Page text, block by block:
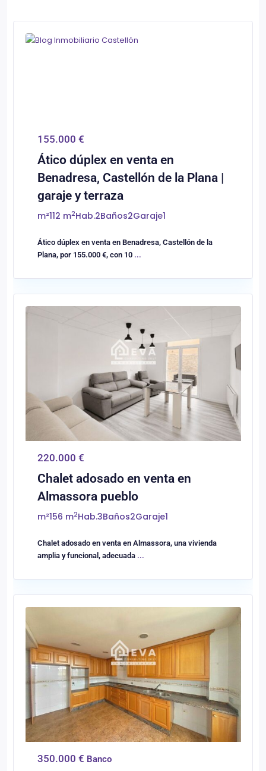
0 Castellón/Castelló
155.000 €
Ático dúplex en venta en
Benadresa, Castellón de la Plana |
garaje y terraza
m²112 m2Hab.2Baños2Garaje1
Ático dúplex en venta en Benadresa, Castellón de la
Plana, por 155.000 €, con 10 ...
0 Almassora/Almazora
220.000 €
Chalet adosado en venta en
Almassora pueblo
m²156 m2Hab.3Baños2Garaje1
Chalet adosado en venta en Almassora, una vivienda
amplia y funcional, adecuada ...
0 Castellón/Castelló
350.000 € Banco